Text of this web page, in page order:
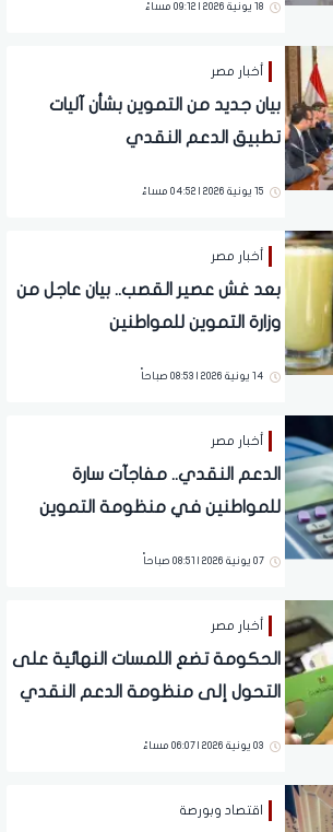
18 يونية 2026 | 09:12 مساءً
أخبار مصر
بيان جديد من التموين بشأن آليات
تطبيق الدعم النقدي
15 يونية 2026 | 04:52 مساءً
أخبار مصر
بعد غش عصير القصب.. بيان عاجل من
وزارة التموين للمواطنين
14 يونية 2026 | 08:53 صباحاً
أخبار مصر
الدعم النقدي.. مفاجآت سارة
للمواطنين في منظومة التموين
07 يونية 2026 | 08:51 صباحاً
أخبار مصر
الحكومة تضع اللمسات النهائية على
التحول إلى منظومة الدعم النقدي
03 يونية 2026 | 06:07 مساءً
اقتصاد وبورصة